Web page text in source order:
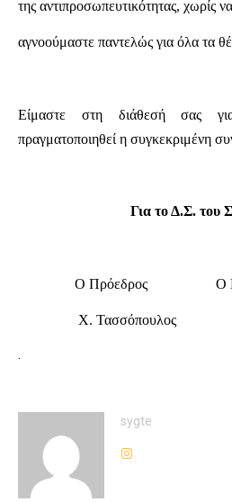
της αντιπροσωπευτικότητας, χωρίς να
αγνοούμαστε παντελώς για όλα τα
Είμαστε στη διάθεσή σας
πραγματοποιηθεί η συγκεκριμένη
Για το Δ.Σ. του
Ο Πρόεδρος Ο Γεν.
Χ. Τασσόπουλος
.
sygte